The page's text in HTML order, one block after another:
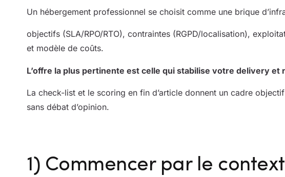
Un hébergement professionnel se choisit comme une brique
objectifs (SLA/RPO/RTO), contraintes (RGPD/localisation),
et modèle de coûts.
L’offre la plus pertinente est celle qui stabilise votre delivery
La check-list et le scoring en fin d’article donnent un cadre
sans débat d’opinion.
1) Commencer par le